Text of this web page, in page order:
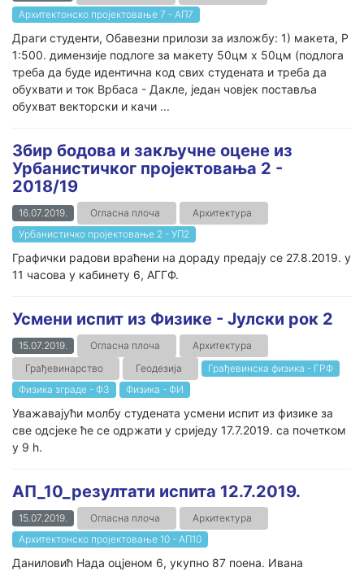
Архитектонско пројектовање 7 - АП7
Драги студенти, Обавезни прилози за изложбу: 1) макета, Р
1:500. димензије подлоге за макету 50цм х 50цм (подлога
треба да буде идентична код свих студената и треба да
обухвати и ток Врбаса - Дакле, један човјек поставља
обухват векторски и качи ...
Збир бодова и закључне оцене из
Урбанистичког пројектовања 2 -
2018/19
16.07.2019. Огласна плоча
Архитектура
Урбанистичко пројектовање 2 - УП2
Графички радови враћени на дораду предају се 27.8.2019. у
11 часова у кабинету 6, АГГФ.
Усмени испит из Физике - Јулски рок 2
15.07.2019. Огласна плоча
Архитектура
Грађевинарство
Геодезија
Грађевинска физика - ГРФ
Физика зграде - ФЗ
Физика - ФИ
Уважавајући молбу студената усмени испит из физике за
све одсјеке ће се одржати у сриједу 17.7.2019. са почетком
у 9 h.
АП_10_резултати испита 12.7.2019.
15.07.2019. Огласна плоча
Архитектура
Архитектонско пројектовање 10 - АП10
Даниловић Нада оцјеном 6, укупно 87 поена. Ивана